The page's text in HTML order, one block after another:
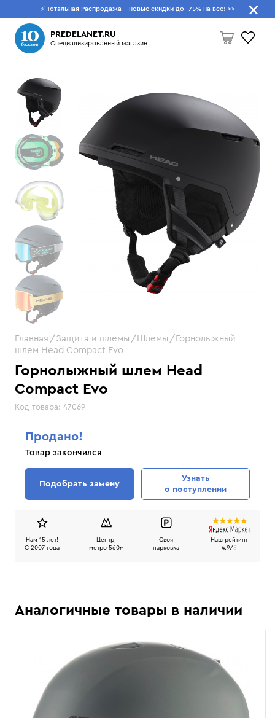
⚡ Тотальная Распродажа - новые скидки до -75% на все! >>
PREDELANET.RU
Специализированный магазин
Пусто
Что будем искать?
Горнолыжный шлем Head
Compact Evo
Код товара: 47069
Главная Защита и шлемы Шлемы
Горнолыжный
шлем Head Compact Evo
Продано!
Товар закончился
Подобрать замену
Узнать
о поступлении
Нам 15 лет!
C 2007 года
Центр,
метро 560м
Своя
парковка
Наш рейтинг
4.9/5
Аналогичные товары в наличии